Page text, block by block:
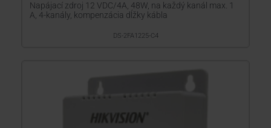
Napájací zdroj 12 VDC/4A, 48W, na každý kanál max. 1
A, 4-kanály, kompenzácia dĺžky kábla
DS-2FA1225-C4